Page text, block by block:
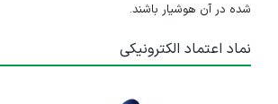
شده در آن هوشیار باشند.
نماد اعتماد الکترونیکی